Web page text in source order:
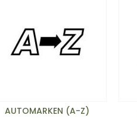
AUTOMARKEN (A-Z)